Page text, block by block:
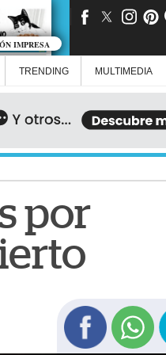
IMPRESA
TRENDING MULTIMEDIA
por